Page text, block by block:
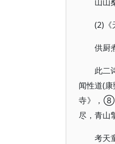
(2)《
供厨
此二
闻性道(
寺》，⑧
尽，青山
考天